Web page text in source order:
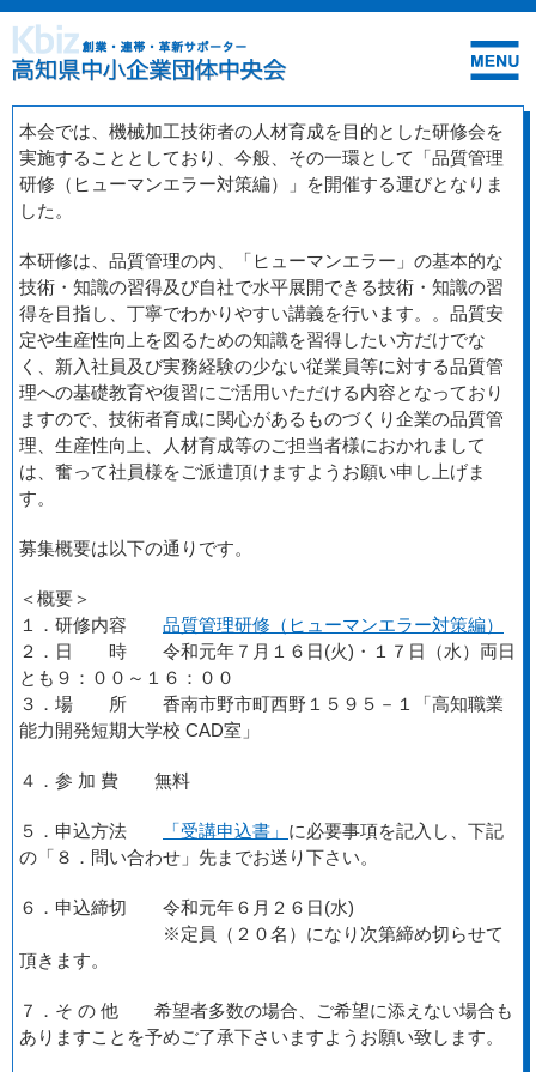
本会では、機械加工技術者の人材育成を目的とした研修会を
実施することとしており、今般、その一環として「品質管理
研修（ヒューマンエラー対策編）」を開催する運びとなりま
した。
本研修は、品質管理の内、「ヒューマンエラー」の基本的な
技術・知識の習得及び自社で水平展開できる技術・知識の習
得を目指し、丁寧でわかりやすい講義を行います。。品質安
定や生産性向上を図るための知識を習得したい方だけでな
く、新入社員及び実務経験の少ない従業員等に対する品質管
理への基礎教育や復習にご活用いただける内容となっており
ますので、技術者育成に関心があるものづくり企業の品質管
理、生産性向上、人材育成等のご担当者様におかれまして
は、奮って社員様をご派遣頂けますようお願い申し上げま
す。
募集概要は以下の通りです。
＜概要＞
１．研修内容 品質管理研修（ヒューマンエラー対策編）
２．日 時 令和元年７月１６日(火)・１７日（水）両日
とも９：００～１６：００
３．場 所 香南市野市町西野１５９５－１「高知職業
能力開発短期大学校 CAD室」
４．参 加 費 無料
５．申込方法 「受講申込書」 に必要事項を記入し、下記
の「８．問い合わせ」先までお送り下さい。
６．申込締切 令和元年６月２６日(水)
※定員（２０名）になり次第締め切らせて
頂きます。
７．そ の 他 希望者多数の場合、ご希望に添えない場合も
ありますことを予めご了承下さいますようお願い致します。